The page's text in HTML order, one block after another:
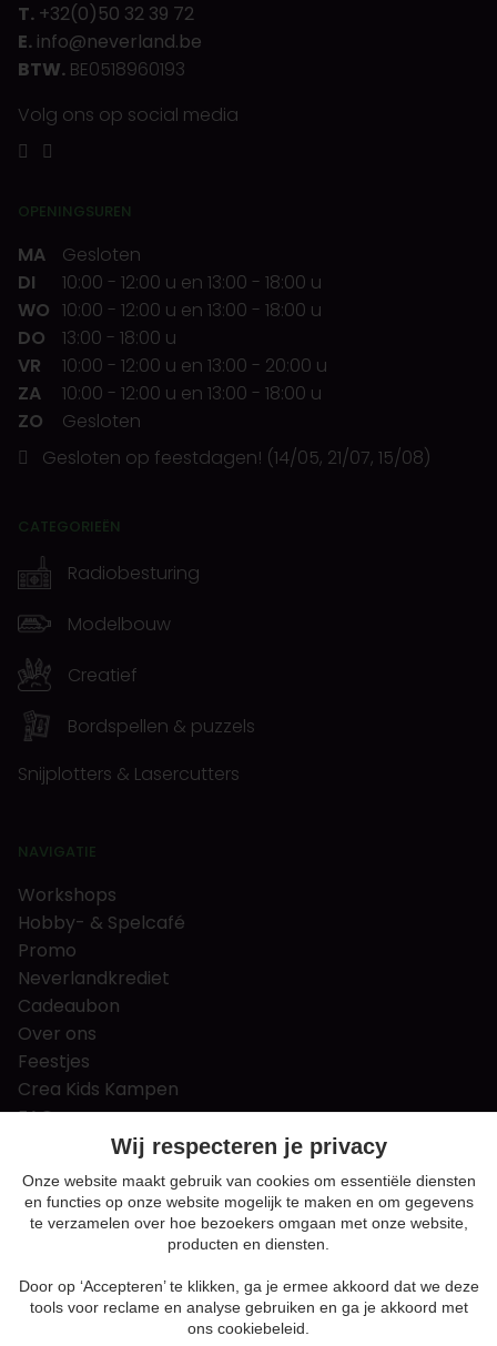
T. +32(0)50 32 39 72
E. info@neverland.be
BTW. BE0518960193
Volg ons op social media
OPENINGSUREN
MA
Gesloten
DI
10:00 - 12:00 u en 13:00 - 18:00 u
WO 10:00 - 12:00 u en 13:00 - 18:00 u
DO
13:00 - 18:00 u
VR
10:00 - 12:00 u en 13:00 - 20:00 u
ZA
10:00 - 12:00 u en 13:00 - 18:00 u
ZO
Gesloten
Gesloten op feestdagen! (14/05, 21/07, 15/08)
CATEGORIEËN
Radiobesturing
Modelbouw
Creatief
Bordspellen & puzzels
Snijplotters & Lasercutters
NAVIGATIE
Workshops
Hobby- & Spelcafé
Promo
Neverlandkrediet
Cadeaubon
Over ons
Feestjes
Crea Kids Kampen
FAQ
Tips & tricks
Contact
Nieuws & Vacatures
Algemene voorwaarden
Privacy en cookie policy
Wij respecteren je privacy
Onze website maakt gebruik van cookies om essentiële diensten
en functies op onze website mogelijk te maken en om gegevens
te verzamelen over hoe bezoekers omgaan met onze website,
producten en diensten.
Door op ‘Accepteren’ te klikken, ga je ermee akkoord dat we deze
tools voor reclame en analyse gebruiken en ga je akkoord met
ons cookiebeleid.